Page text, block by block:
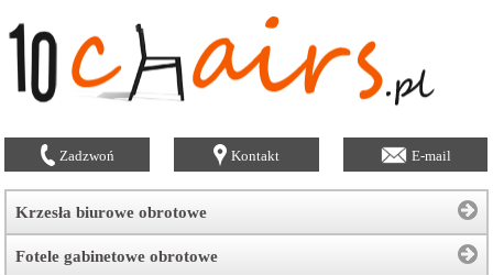
Zadzwoń Kontakt E-mail
Krzesła biurowe obrotowe
Fotele gabinetowe obrotowe